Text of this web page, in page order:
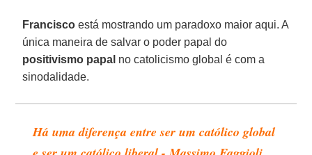
Francisco está mostrando um paradoxo maior aqui. A
única maneira de salvar o poder papal do
positivismo papal no catolicismo global é com a
sinodalidade.
Há uma diferença entre ser um católico global